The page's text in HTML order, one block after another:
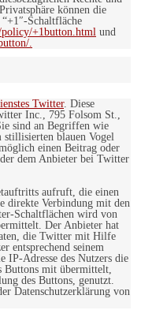
können die
Schaltfläche
+1button.html und
.
Twitter. Diese
Inc., 795 Folsom St.,
sind an Begriffen wie
blauen Vogel
einen Beitrag oder
dem Anbieter bei Twitter
aufruft, die einen
direkte Verbindung mit den
Schaltflächen wird von
Der Anbieter hat
die Twitter mit Hilfe
entsprechend seinem
IP-Adresse des Nutzers die
Buttons mit übermittelt,
des Buttons, genutzt.
Datenschutzerklärung von